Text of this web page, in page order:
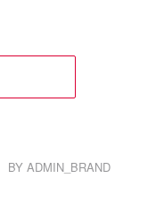
BYADMIN_BRAND